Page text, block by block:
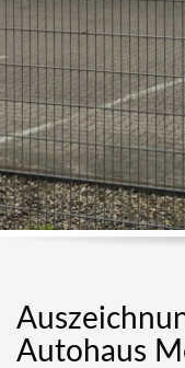
Autohaus